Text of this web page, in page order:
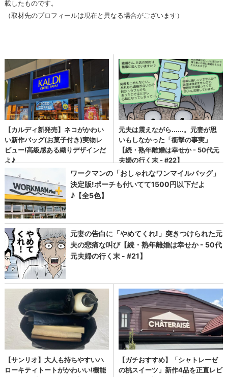
載したものです。
（取材先のプロフィールは現在と異なる場合がございます）